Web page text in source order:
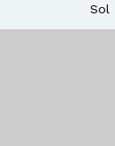
Sol